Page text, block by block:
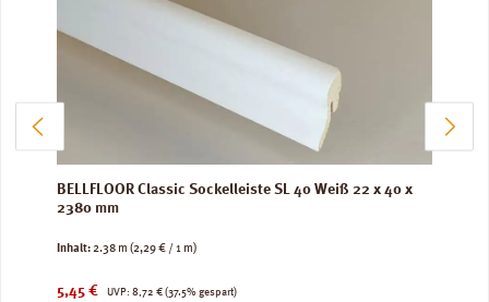
BELLFLOOR Classic Sockelleiste SL 40 Weiß 22 x 40 x
2380 mm
Inhalt:2.38 m (2,29 € / 1 m)
Verkaufspreis:
5,45 € UVP:
Regulärer Preis:
8,72 € (37.5% gespart)